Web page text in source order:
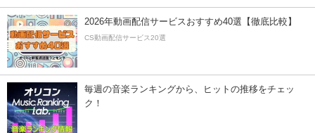
2026年動画配信サービスおすすめ40選【徹底比較】
CS動画配信サービス20選
毎週の音楽ランキングから、ヒットの推移をチェッ
ク！